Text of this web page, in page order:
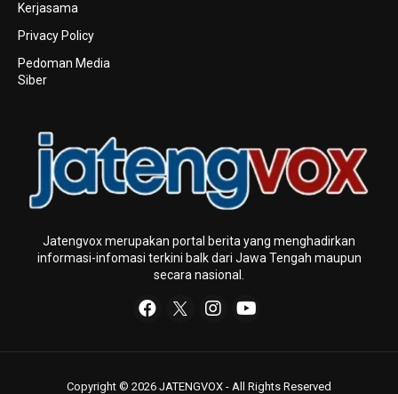
Kerjasama
Privacy Policy
Pedoman Media
Siber
Jatengvox merupakan portal berita yang menghadirkan
informasi-infomasi terkini baIk dari Jawa Tengah maupun
secara nasional.
Copyright © 2026 JATENGVOX - All Rights Reserved